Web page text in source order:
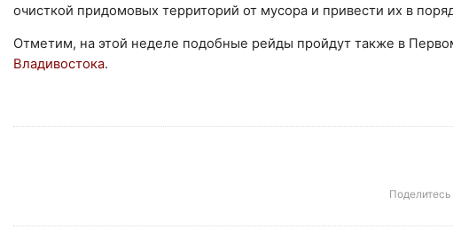
очисткой придомовых территорий от мусора и привести их в
Отметим, на этой неделе подобные рейды пройдут также в
Владивостока.